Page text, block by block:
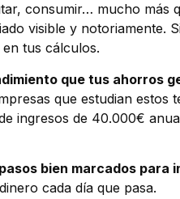
consumir… mucho más
visible y notoriamente.
tus cálculos.
que tus ahorros
que estudian estos
ingresos de 40.000€
bien marcados para
cada día que pasa.